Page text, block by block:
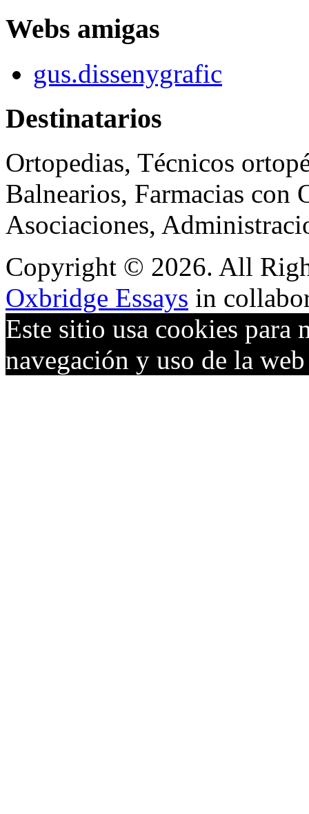
Webs amigas
gus.dissenygrafic
Destinatarios
Ortopedias, Técnicos
Balnearios, Farmacias con
Asociaciones,
Copyright © 2026. All
Oxbridge Essays in
Este sitio usa cookies para
navegación y uso de la